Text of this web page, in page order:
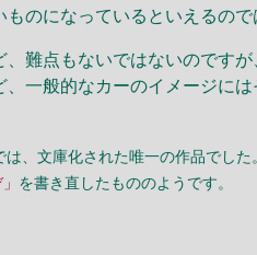
のになっているといえるので
難点もないではないのですが
一般的なカーのイメージに
、文庫化された唯一の作品でした
を書き直したもののようです。